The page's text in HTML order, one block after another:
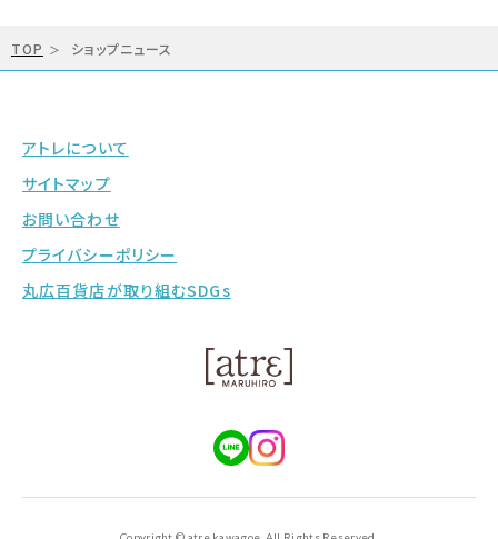
TOP ショップニュース
アトレについて
サイトマップ
お問い合わせ
プライバシーポリシー
丸広百貨店が取り組むSDGs